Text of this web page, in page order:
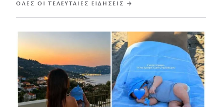
ΌΛΕΣ ΟΙ ΤΕΛΕΥΤΑΊΕΣ ΕΙΔΉΣΕΙΣ →